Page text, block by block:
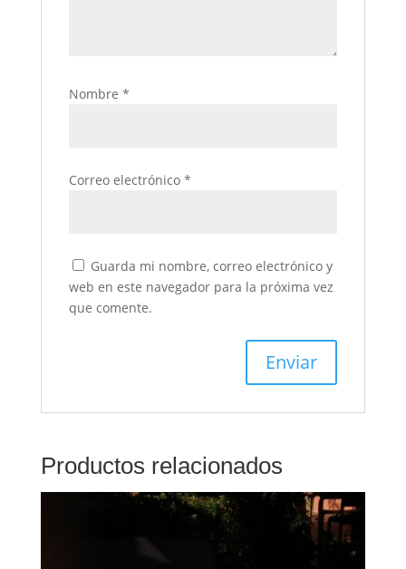
Nombre *
Correo electrónico *
Guarda mi nombre, correo electrónico y
web en este navegador para la próxima vez
que comente.
Productos relacionados